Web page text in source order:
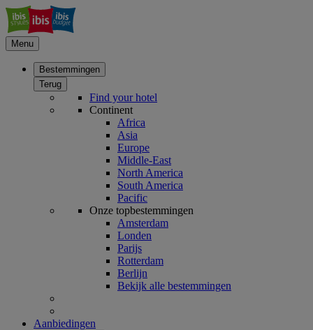
Menu
Bestemmingen
Terug
Find your hotel
Continent
Africa
Asia
Europe
Middle-East
North America
South America
Pacific
Onze topbestemmingen
Amsterdam
Londen
Parijs
Rotterdam
Berlijn
Bekijk alle bestemmingen
Aanbiedingen